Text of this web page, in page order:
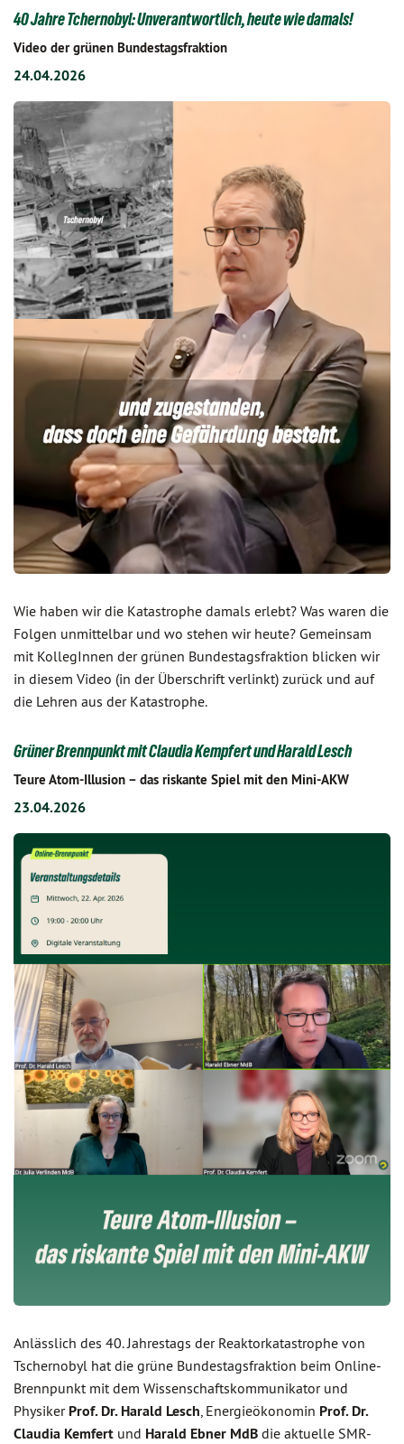
40 Jahre Tchernobyl: Unverantwortlich, heute wie damals!
Video der grünen Bundestagsfraktion
24.04.2026
Wie haben wir die Katastrophe damals erlebt? Was waren die
Folgen unmittelbar und wo stehen wir heute? Gemeinsam
mit KollegInnen der grünen Bundestagsfraktion blicken wir
in diesem Video (in der Überschrift verlinkt) zurück und auf
die Lehren aus der Katastrophe.
Grüner Brennpunkt mit Claudia Kempfert und Harald Lesch
Teure Atom-Illusion – das riskante Spiel mit den Mini-AKW
23.04.2026
Anlässlich des 40. Jahrestags der Reaktorkatastrophe von
Tschernobyl hat die grüne Bundestagsfraktion beim Online-
Brennpunkt mit dem Wissenschaftskommunikator und
Physiker Prof. Dr. Harald Lesch, Energieökonomin Prof. Dr.
Claudia Kemfert und Harald Ebner MdB die aktuelle SMR-